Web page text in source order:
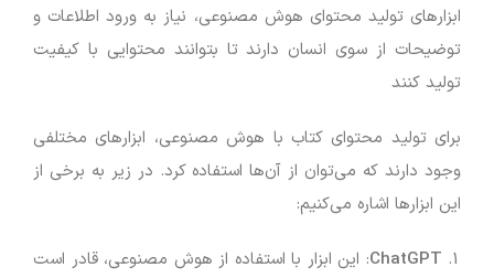
ابزارهای تولید محتوای هوش مصنوعی، نیاز به ورود اطلاعات و
توضیحات از سوی انسان دارند تا بتوانند محتوایی با کیفیت
تولید کنند
برای تولید محتوای کتاب با هوش مصنوعی، ابزارهای مختلفی
وجود دارند که می‌توان از آن‌ها استفاده کرد. در زیر به برخی از
این ابزارها اشاره می‌کنیم:
ChatGPT: این ابزار با استفاده از هوش مصنوعی، قادر است